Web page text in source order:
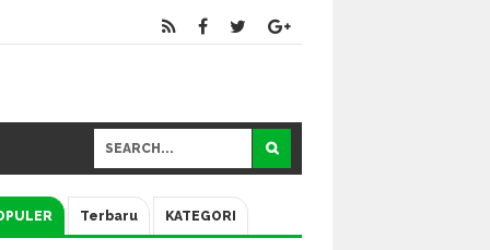
Terbaru KATEGORI